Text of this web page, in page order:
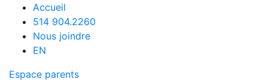
Accueil
514 904.2260
Nous joindre
EN
Espace parents